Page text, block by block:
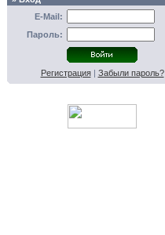
E-Mail:
Пароль:
Регистрация| Забыли пароль?